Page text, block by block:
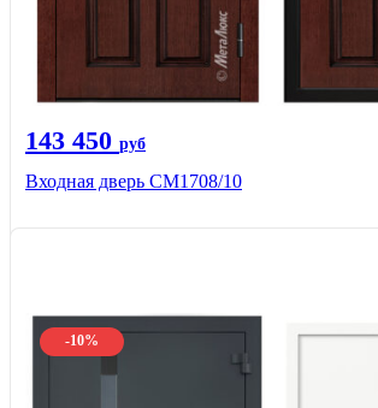
143 450 руб
Входная дверь CМ1708/10
-10%